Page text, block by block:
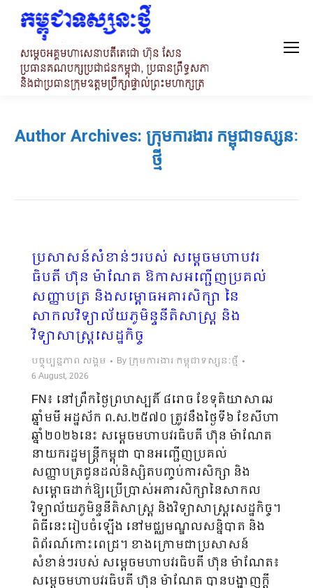
Author Archives: ក្រុមការងារ កម្ពុជាទស្សនៈ
ថ្មី
ប្រសាសន៍សំខាន់ៗរបស់ សម្តេចមហាបវរ
ធិបតី ហ៊ុន ម៉ាណែត ឱកាសអញ្ជើញប្រគល់
សញ្ញាបត្រ និងសម្ពោធអគារសិក្សា នៃ
សាកលវិទ្យាល័យភូមិន្ទនីតិសាស្ត្រ និង
វិទ្យាសាស្ត្រសេដ្ឋកិច្ច
បច្ចុប្បន្នភាព សង្គម By ក្រុមការងារ កម្ពុជាទស្សនៈថ្មី
6 August, 2026
FN៖ នៅព្រឹកថ្ងៃព្រហស្បតិ៍ ៨រោច ខែទុតិយាសាឍ
ឆ្នាំមមី អដ្ឋស័ក ព.ស.២៥៧០ ត្រូវនឹង​ថ្ងៃ​ទី៦ ខែសីហា
ឆ្នាំ២០២៦នេះ សម្តេចមហាបវរធិបតី ហ៊ុន ម៉ាណែត
នាយករដ្ឋមន្ត្រីកម្ពុជា បានអញ្ជើញ​ប្រគល់​
សញ្ញាបត្រជូនដល់និស្សិតបញ្ចប់ការសិក្សា និង
សម្ពោធដាក់ឱ្យប្រើប្រាស់អគារសិក្សានៃ​សាកល​
វិទ្យាល័យភូមិន្ទនីតិសាស្ត្រ និងវិទ្យាសាស្ត្រសេដ្ឋកិច្ច។
ពិធីនេះរៀបចំឡើង នៅ​មជ្ឈមណ្ឌល​សន្និបាត និង
ពិព័រណ៍កោះពេជ្រ។ ខាងក្រោមជាប្រសាសន៍
សំខាន់ៗរបស់ សម្តេចមហាបវរធិបតី ហ៊ុន ម៉ាណែត៖
សម្តេចមហាបវរធិបតី ហ៊ុន ម៉ាណែត បានបង្ហាញក្តី